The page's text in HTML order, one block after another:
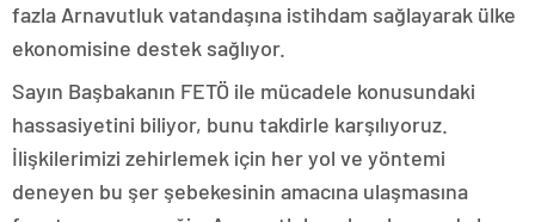
fazla Arnavutluk vatandaşına istihdam sağlayarak ülke
ekonomisine destek sağlıyor.
Sayın Başbakanın FETÖ ile mücadele konusundaki
hassasiyetini biliyor, bunu takdirle karşılıyoruz.
İlişkilerimizi zehirlemek için her yol ve yöntemi
deneyen bu şer şebekesinin amacına ulaşmasına